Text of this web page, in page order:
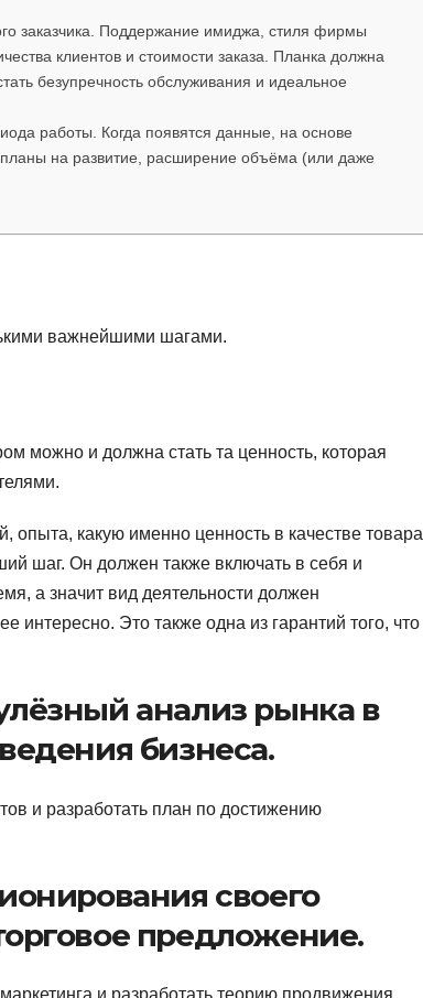
заказчика. Поддержание имиджа, стиля фирмы
клиентов и стоимости заказа. Планка должна
безупречность обслуживания и идеальное
работы. Когда появятся данные, на основе
планы на развитие, расширение объёма (или даже
важнейшими шагами.
можно и должна стать та ценность, которая
опыта, какую именно ценность в качестве товара
шаг. Он должен также включать в себя и
а значит вид деятельности должен
интересно. Это также одна из гарантий того, что
анализ рынка в
бизнеса.
и разработать план по достижению
своего
предложение.